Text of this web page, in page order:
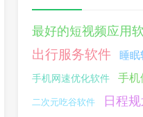
最好的短视频应用
出行服务软件 睡眠
手机网速优化软件 手机
二次元吃谷软件 日程